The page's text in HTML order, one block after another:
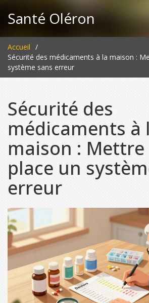
Santé Oléron
Accueil
Sécurité des médicaments à la maison :
système sans erreur
Sécurité des
médicaments à
maison : Mettre
place un
erreur